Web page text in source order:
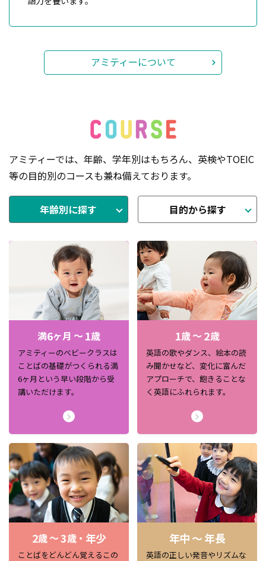
アミティーについて
アミティーでは、年齢、学年別はもちろん、英検やTOEIC
等の目的別のコースも兼ね備えております。
年齢別に探す 目的から探す
満6ヶ月 ～ 1歳
アミティーのベビークラスは
ことばの基礎がつくられる満
6ヶ月という早い段階から受
講いただけます。
1歳 ～ 2歳
英語の歌やダンス、絵本の読
み聞かせなど、変化に富んだ
アプローチで、飽きることな
く英語にふれられます。
2歳 ～3歳・ 年少
ことばをどんどん覚えるこの
年中 ～ 年長
英語の正しい発音やリズムな